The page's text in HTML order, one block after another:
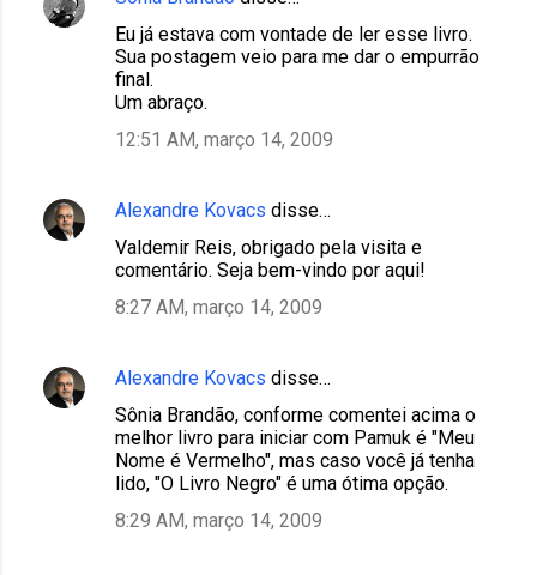
Eu já estava com vontade de ler esse livro.
Sua postagem veio para me dar o empurrão
final.
Um abraço.
12:51 AM, março 14, 2009
Alexandre Kovacs disse…
Valdemir Reis, obrigado pela visita e
comentário. Seja bem-vindo por aqui!
8:27 AM, março 14, 2009
Alexandre Kovacs disse…
Sônia Brandão, conforme comentei acima o
melhor livro para iniciar com Pamuk é "Meu
Nome é Vermelho", mas caso você já tenha
lido, "O Livro Negro" é uma ótima opção.
8:29 AM, março 14, 2009